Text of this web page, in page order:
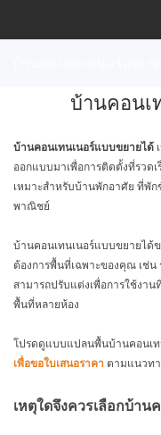
บ้านคอนเ
บ้านคอนเทนเนอร์แบบขยายได้
ออกแบบมาเพื่อการติดตั้งที่รวด
เหมาะสำหรับบ้านพักอาศัย ที่พัก
พาณิชย์
บ้านคอนเทนเนอร์แบบขยายได้
ต้องการพื้นที่เฉพาะของคุณ เช่
สามารถปรับแต่งเพื่อการใช้งา
พื้นที่หลายห้อง
โปรดดูแบบแปลนพื้นบ้านคอนเท
เพื่อขอใบเสนอราคา ตามแนวท
เหตุใดจึงควรเลือกบ้า